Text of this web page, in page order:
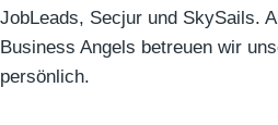
JobLeads, Secjur und SkySails.
Business Angels betreuen wir
persönlich.